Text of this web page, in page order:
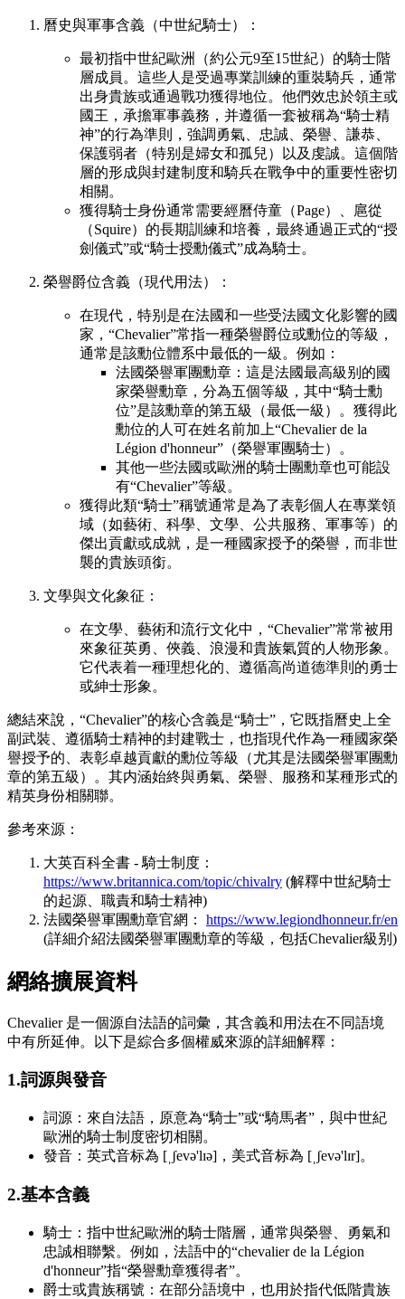
曆史與軍事含義（中世紀騎士）：
最初指中世紀歐洲（約公元9至15世紀）的騎士階
層成員。這些人是受過專業訓練的重裝騎兵，通常
出身貴族或通過戰功獲得地位。他們效忠於領主或
國王，承擔軍事義務，并遵循一套被稱為“騎士精
神”的行為準則，強調勇氣、忠誠、榮譽、謙恭、
保護弱者（特别是婦女和孤兒）以及虔誠。這個階
層的形成與封建制度和騎兵在戰争中的重要性密切
相關。
獲得騎士身份通常需要經曆侍童（Page）、扈從
（Squire）的長期訓練和培養，最終通過正式的“授
劍儀式”或“騎士授勳儀式”成為騎士。
榮譽爵位含義（現代用法）：
在現代，特别是在法國和一些受法國文化影響的國
家，“Chevalier”常指一種榮譽爵位或勳位的等級，
通常是該勳位體系中最低的一級。例如：
法國榮譽軍團勳章：這是法國最高級别的國
家榮譽勳章，分為五個等級，其中“騎士勳
位”是該勳章的第五級（最低一級）。獲得此
勳位的人可在姓名前加上“Chevalier de la
Légion d'honneur”（榮譽軍團騎士）。
其他一些法國或歐洲的騎士團勳章也可能設
有“Chevalier”等級。
獲得此類“騎士”稱號通常是為了表彰個人在專業領
域（如藝術、科學、文學、公共服務、軍事等）的
傑出貢獻或成就，是一種國家授予的榮譽，而非世
襲的貴族頭銜。
文學與文化象征：
在文學、藝術和流行文化中，“Chevalier”常常被用
來象征英勇、俠義、浪漫和貴族氣質的人物形象。
它代表着一種理想化的、遵循高尚道德準則的勇士
或紳士形象。
總結來說，“Chevalier”的核心含義是“騎士”，它既指曆史上全
副武裝、遵循騎士精神的封建戰士，也指現代作為一種國家榮
譽授予的、表彰卓越貢獻的勳位等級（尤其是法國榮譽軍團勳
章的第五級）。其内涵始終與勇氣、榮譽、服務和某種形式的
精英身份相關聯。
參考來源：
大英百科全書 - 騎士制度：
https://www.britannica.com/topic/chivalry (解釋中世紀騎士
的起源、職責和騎士精神)
法國榮譽軍團勳章官網： https://www.legiondhonneur.fr/en
(詳細介紹法國榮譽軍團勳章的等級，包括Chevalier級别)
網絡擴展資料
Chevalier 是一個源自法語的詞彙，其含義和用法在不同語境
中有所延伸。以下是綜合多個權威來源的詳細解釋：
1.詞源與發音
詞源：來自法語，原意為“騎士”或“騎馬者”，與中世紀
歐洲的騎士制度密切相關。
發音：英式音标為 [ˌʃevə'lɪə]，美式音标為 [ˌʃevə'lɪr]。
2.基本含義
騎士：指中世紀歐洲的騎士階層，通常與榮譽、勇氣和
忠誠相聯繫。例如，法語中的“chevalier de la Légion
d'honneur”指“榮譽勳章獲得者”。
爵士或貴族稱號：在部分語境中，也用於指代低階貴族